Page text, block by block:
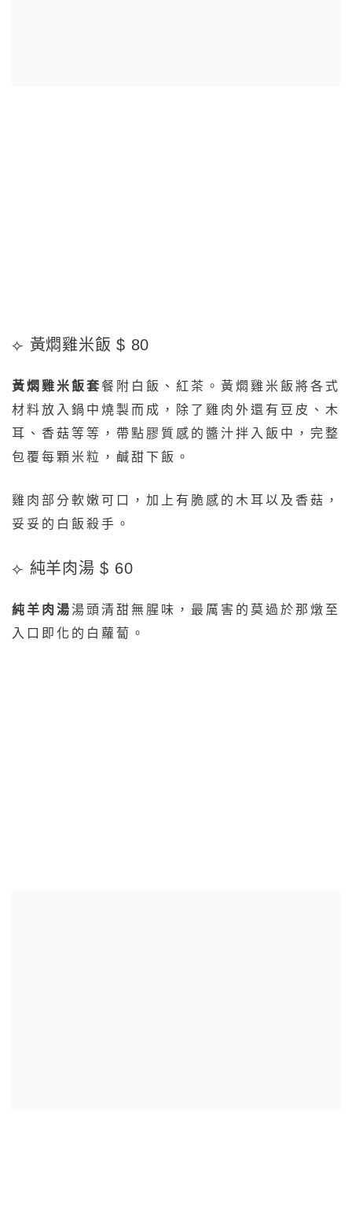
⟣ 黃燜雞米飯 $ 80
黃燜雞米飯套 餐附白飯、紅茶。黃燜雞米飯將各式
材料放入鍋中燒製而成，除了雞肉外還有豆皮、木
耳、香菇等等，帶點膠質感的醬汁拌入飯中，完整
包覆每顆米粒，鹹甜下飯。
雞肉部分軟嫩可口，加上有脆感的木耳以及香菇，
妥妥的白飯殺手。
⟣ 純羊肉湯 $ 60
純羊肉湯湯頭清甜無腥味，最厲害的莫過於那燉至
入口即化的白蘿蔔。